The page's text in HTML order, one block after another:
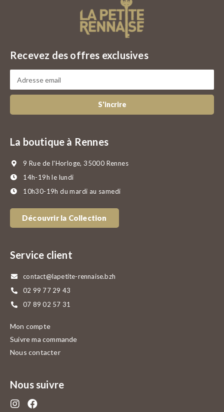
Recevez des offres exclusives
S'incrire
La boutique à Rennes
9 Rue de l'Horloge, 35000 Rennes
14h-19h le lundi
10h30-19h du mardi au samedi
Découvrir la Collection
Service client
contact@lapetite-rennaise.bzh
02 99 77 29 43
07 89 02 57 31
Mon compte
Suivre ma commande
Nous contacter
Nous suivre